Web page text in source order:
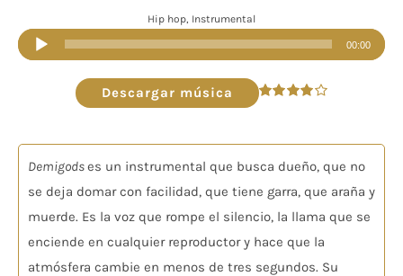
Hip hop, Instrumental
Reproductor
de
audio
00:00
Descargar música
Demigodses un instrumental que busca dueño, que no
se deja domar con facilidad, que tiene garra, que araña y
muerde. Es la voz que rompe el silencio, la llama que se
enciende en cualquier reproductor y hace que la
atmósfera cambie en menos de tres segundos. Su